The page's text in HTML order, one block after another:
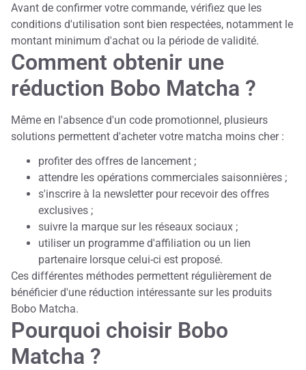
Avant de confirmer votre commande, vérifiez que les
conditions d'utilisation sont bien respectées, notamment le
montant minimum d'achat ou la période de validité.
Comment obtenir une
réduction Bobo Matcha ?
Même en l'absence d'un code promotionnel, plusieurs
solutions permettent d'acheter votre matcha moins cher :
profiter des offres de lancement ;
attendre les opérations commerciales saisonnières ;
s'inscrire à la newsletter pour recevoir des offres
exclusives ;
suivre la marque sur les réseaux sociaux ;
utiliser un programme d'affiliation ou un lien
partenaire lorsque celui-ci est proposé.
Ces différentes méthodes permettent régulièrement de
bénéficier d'une réduction intéressante sur les produits
Bobo Matcha.
Pourquoi choisir Bobo
Matcha ?